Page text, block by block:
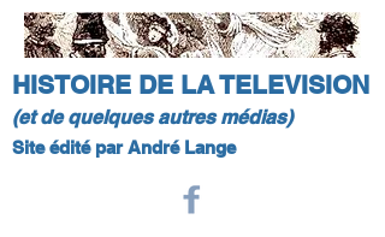
HISTOIRE DE LA TELEVISION
(et de quelques autres médias)
Site édité par André Lange